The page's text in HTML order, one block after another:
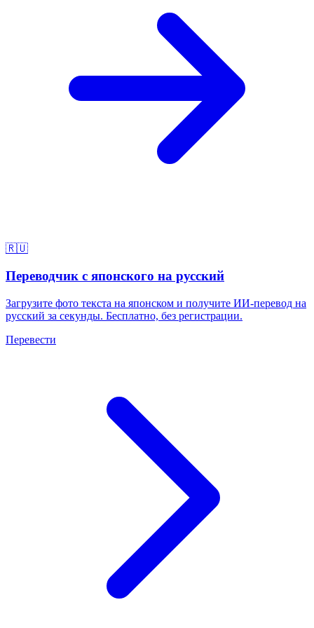
🇷🇺
Переводчик с японского на русский
Загрузите фото текста на японском и получите ИИ-перевод на
русский за секунды. Бесплатно, без регистрации.
Перевести